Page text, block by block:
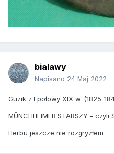
bialawy
Napisano 24 Maj 2022
Guzik z I połowy XIX w. (1825-
MÜNCHHEIMER STARSZY -
Herbu jeszcze nie rozgryzłem